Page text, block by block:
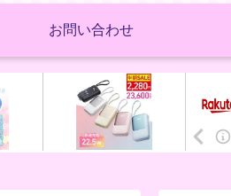
お問い合わせ